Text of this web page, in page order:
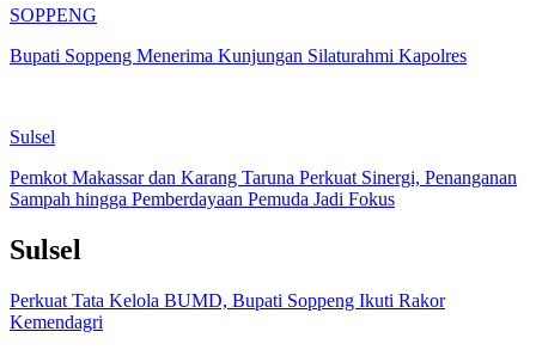
SOPPENG
Bupati Soppeng Menerima Kunjungan Silaturahmi Kapolres
Sulsel
Pemkot Makassar dan Karang Taruna Perkuat Sinergi, Penanganan
Sampah hingga Pemberdayaan Pemuda Jadi Fokus
Sulsel
Perkuat Tata Kelola BUMD, Bupati Soppeng Ikuti Rakor
Kemendagri